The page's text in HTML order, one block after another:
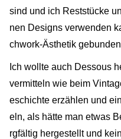
sind und ich Reststücke
nen Designs verwenden
chwork-Ästhetik
Ich wollte auch Dessous
vermitteln wie beim
eschichte erzählen und
eln, als hätte man etwas
rgfältig hergestellt und